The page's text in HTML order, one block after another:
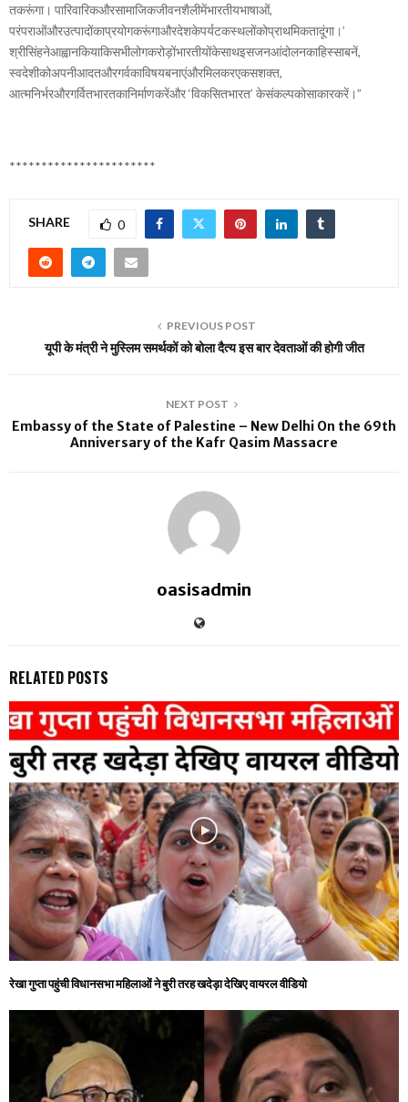
तकरूंगा। पारिवारिकऔरसामाजिकजीवनशैलीमेंभारतीयभाषाओं,
परंपराओंऔरउत्पादोंकाप्रयोगकरूंगाऔरदेशकेपर्यटकस्थलोंकोप्राथमिकतादूंगा।’
श्रीसिंहनेआह्वानकियाकिसभीलोगकरोड़ोंभारतीयोंकेसाथइसजनआंदोलनकाहिस्साबनें,
स्वदेशीकोअपनीआदतऔरगर्वकाविषयबनाएंऔरमिलकरएकसशक्त,
आत्मनिर्भरऔरगर्वितभारतकानिर्माणकरेंऔर ‘विकसितभारत’ केसंकल्पकोसाकारकरें।”
***********************
SHARE 0
PREVIOUS POST
यूपी के मंत्री ने मुस्लिम समर्थकों को बोला दैत्य इस बार देवताओं की होगी जीत
NEXT POST
Embassy of the State of Palestine – New Delhi On the 69th
Anniversary of the Kafr Qasim Massacre
oasisadmin
RELATED POSTS
रेखा गुप्ता पहुंची विधानसभा महिलाओं ने बुरी तरह खदेड़ा देखिए वायरल वीडियो